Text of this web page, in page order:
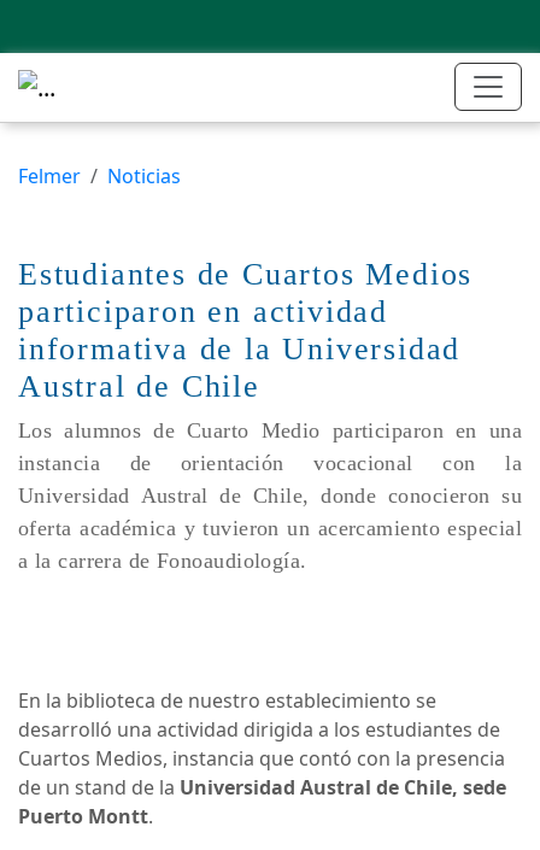
Felmer Noticias
Estudiantes de Cuartos Medios
participaron en actividad
informativa de la Universidad
Austral de Chile
Los alumnos de Cuarto Medio participaron en una
instancia de orientación vocacional con la
Universidad Austral de Chile, donde conocieron su
oferta académica y tuvieron un acercamiento especial
a la carrera de Fonoaudiología.
En la biblioteca de nuestro establecimiento se
desarrolló una actividad dirigida a los estudiantes de
Cuartos Medios, instancia que contó con la presencia
de un stand de la Universidad Austral de Chile, sede
Puerto Montt.